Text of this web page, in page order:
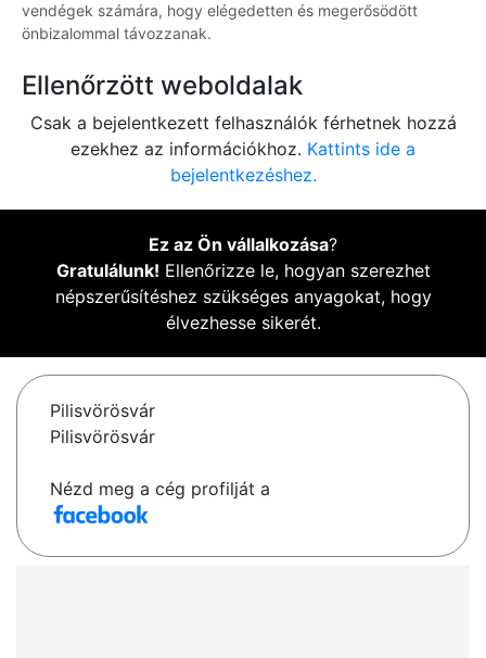
vendégek számára, hogy elégedetten és megerősödött
önbizalommal távozzanak.
Ellenőrzött weboldalak
Csak a bejelentkezett felhasználók férhetnek hozzá
ezekhez az információkhoz. Kattints ide a
bejelentkezéshez.
Ez az Ön vállalkozása?
Gratulálunk! Ellenőrizze le, hogyan szerezhet
népszerűsítéshez szükséges anyagokat, hogy
élvezhesse sikerét.
Pilisvörösvár
Pilisvörösvár
Nézd meg a cég profilját a